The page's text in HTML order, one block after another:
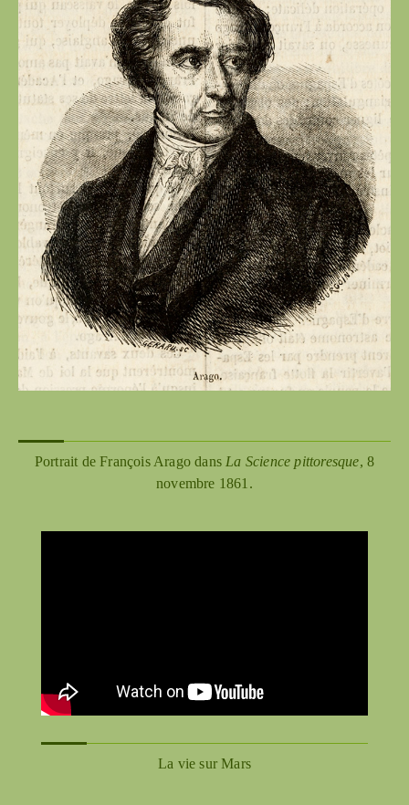
Portrait de François Arago dans La Science pittoresque, 8
novembre 1861.
La vie sur Mars